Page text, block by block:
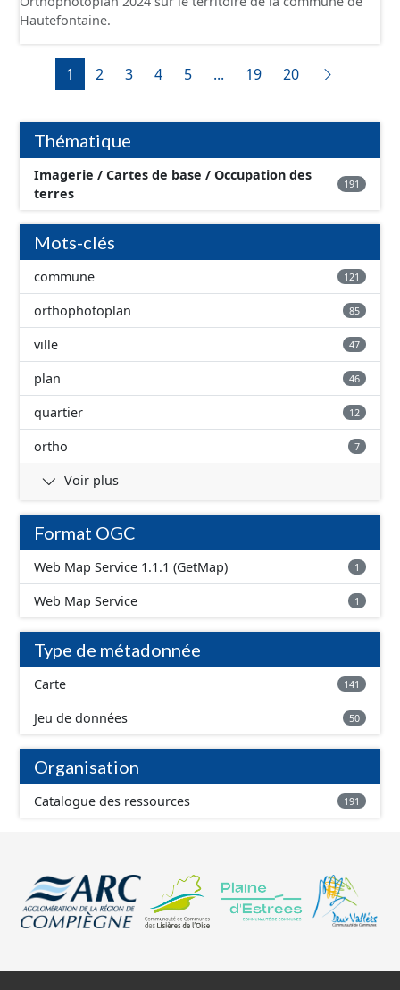
Hautefontaine.
1 2 3 4 5 ... 19 20
Thématique
Imagerie / Cartes de base / Occupation des
terres
191
Mots-clés
commune 121
orthophotoplan 85
ville 47
plan 46
quartier 12
ortho 7
Voir plus
Format OGC
Web Map Service 1.1.1 (GetMap) 1
Web Map Service 1
Type de métadonnée
Carte 141
Jeu de données 50
Organisation
Catalogue des ressources 191